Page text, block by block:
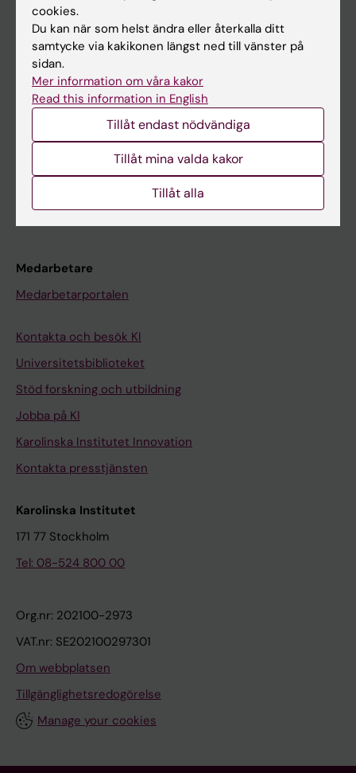
Kalender
Student
Ladok
Canvas
Schema
Kurs- och programwebbar
Medarbetare
Medarbetarportalen
Kontakta och besök KI
Universitetsbiblioteket
Stöd forskning och utbildning
Jobba på KI
Karolinska Institutet Innovation
Kontakta presstjänsten
Karolinska Institutet
171 77 Stockholm
Tel: 08-524 800 00
Org.nr: 202100-2973
VAT.nr: SE202100297301
Om webbplatsen
Tillgänglighetsredogörelse
Manage your cookies
cookies.
Du kan när som helst ändra eller återkalla ditt
samtycke via kakikonen längst ned till vänster på
sidan.
Mer information om våra kakor
Read this information in English
Tillåt endast nödvändiga
Tillåt mina valda kakor
Tillåt alla